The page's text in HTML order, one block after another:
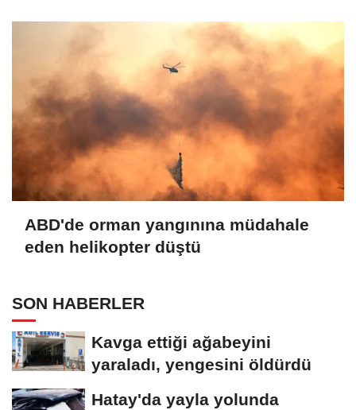
ABD'de orman yangınına müdahale
eden helikopter düştü
SON HABERLER
Kavga ettiği ağabeyini
yaraladı, yengesini öldürdü
Hatay'da yayla yolunda